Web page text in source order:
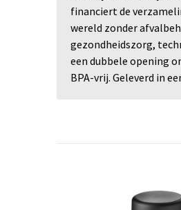
financiert de
wereld zonder
gezondheidszorg,
een dubbele opening
BPA-vrij. Geleverd in